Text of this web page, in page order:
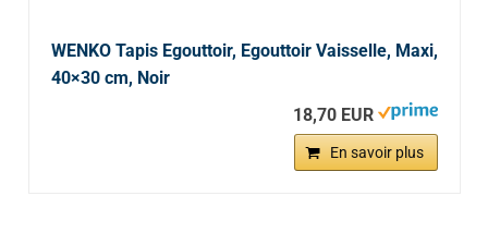
WENKO Tapis Egouttoir, Egouttoir Vaisselle, Maxi,
40×30 cm, Noir
18,70 EUR
En savoir plus